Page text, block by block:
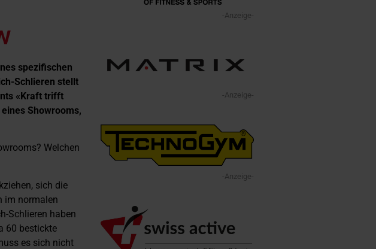
spezifischen
Schlieren stellt
«Kraft trifft
Showrooms,
Welchen
sich die
im normalen
Schlieren haben
60 bestickte
es sich nicht
-Anzeige-
-Anzeige-
-Anzeige-